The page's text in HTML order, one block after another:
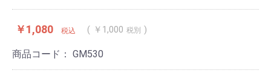
￥1,080 税込 ￥1,000 税別
商品コード： GM530